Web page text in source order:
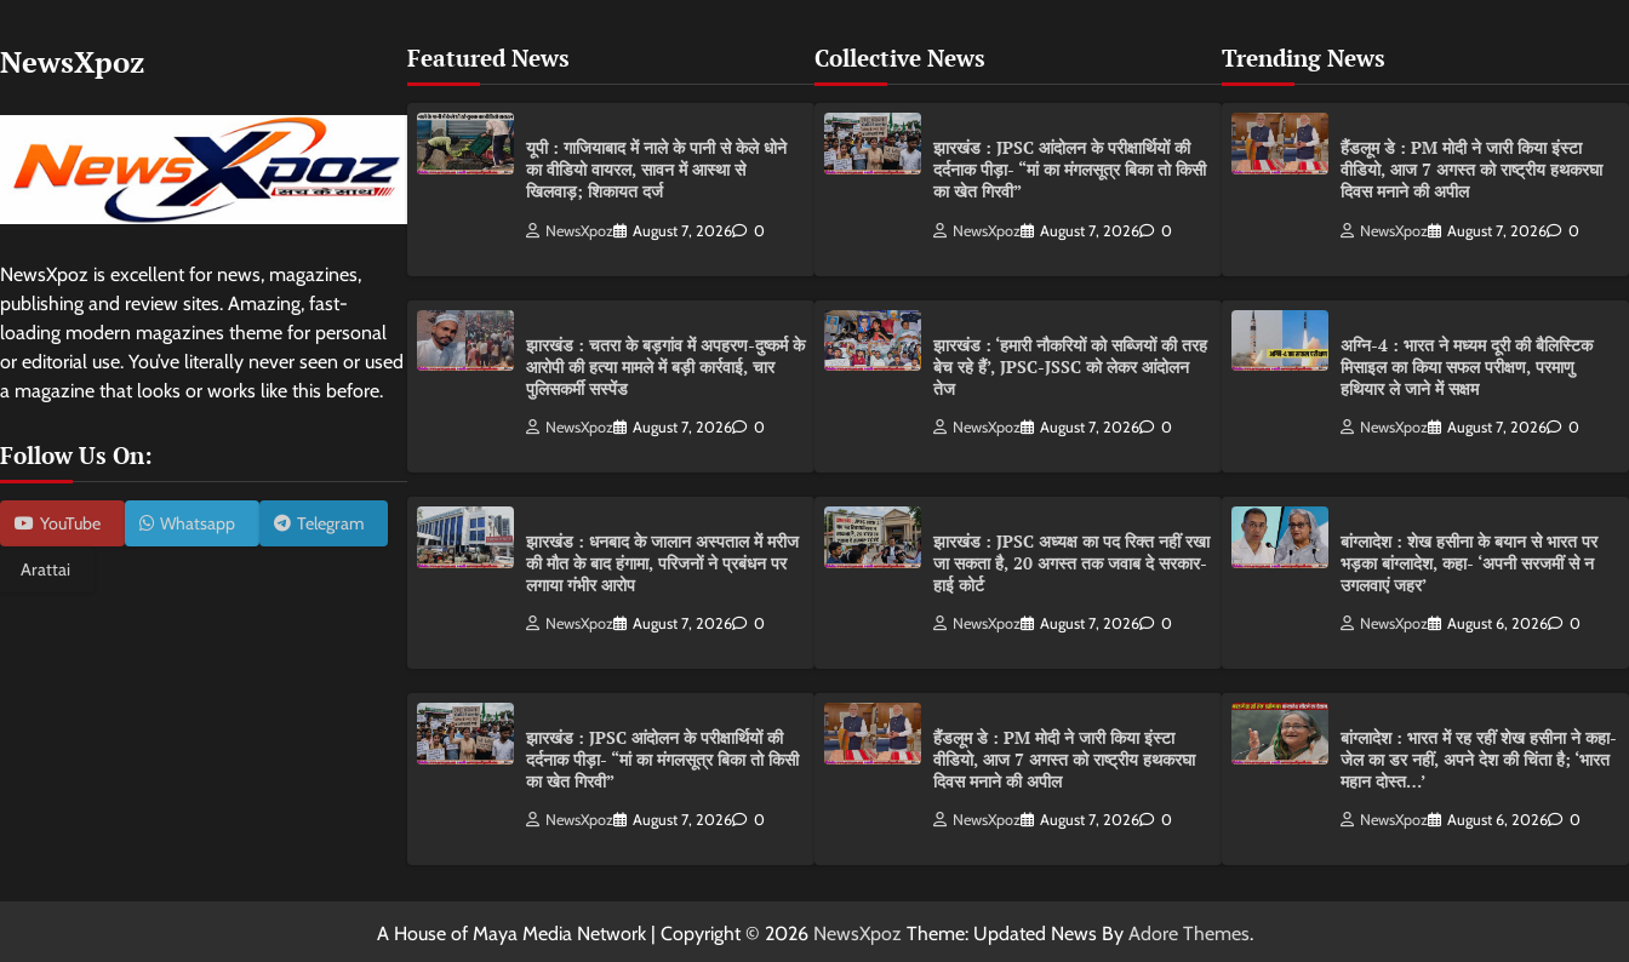
NewsXpoz
NewsXpoz is excellent for news, magazines,
publishing and review sites. Amazing, fast-
loading modern magazines theme for personal
or editorial use. You’ve literally never seen or used
a magazine that looks or works like this before.
Follow Us On:
YouTube Whatsapp Telegram
Arattai
Featured News
यूपी : गाजियाबाद में नाले के पानी से केले धोने
का वीडियो वायरल, सावन में आस्था से
खिलवाड़; शिकायत दर्ज
NewsXpoz August 7, 2026 0
झारखंड : चतरा के बड़गांव में अपहरण-दुष्कर्म के
आरोपी की हत्या मामले में बड़ी कार्रवाई, चार
पुलिसकर्मी सस्पेंड
NewsXpoz August 7, 2026 0
झारखंड : धनबाद के जालान अस्पताल में मरीज
की मौत के बाद हंगामा, परिजनों ने प्रबंधन पर
लगाया गंभीर आरोप
NewsXpoz August 7, 2026 0
झारखंड : JPSC आंदोलन के परीक्षार्थियों की
दर्दनाक पीड़ा- “मां का मंगलसूत्र बिका तो किसी
का खेत गिरवी”
NewsXpoz August 7, 2026 0
Collective News
झारखंड : JPSC आंदोलन के परीक्षार्थियों की
दर्दनाक पीड़ा- “मां का मंगलसूत्र बिका तो किसी
का खेत गिरवी”
NewsXpoz August 7, 2026 0
झारखंड : ‘हमारी नौकरियों को सब्जियों की तरह
बेच रहे हैं’, JPSC-JSSC को लेकर आंदोलन
तेज
NewsXpoz August 7, 2026 0
झारखंड : JPSC अध्यक्ष का पद रिक्त नहीं रखा
जा सकता है, 20 अगस्त तक जवाब दे सरकार-
हाई कोर्ट
NewsXpoz August 7, 2026 0
हैंडलूम डे : PM मोदी ने जारी किया इंस्टा
वीडियो, आज 7 अगस्त को राष्ट्रीय हथकरघा
दिवस मनाने की अपील
NewsXpoz August 7, 2026 0
Trending News
हैंडलूम डे : PM मोदी ने जारी किया इंस्टा
वीडियो, आज 7 अगस्त को राष्ट्रीय हथकरघा
दिवस मनाने की अपील
NewsXpoz August 7, 2026 0
अग्नि-4 : भारत ने मध्यम दूरी की बैलिस्टिक
मिसाइल का किया सफल परीक्षण, परमाणु
हथियार ले जाने में सक्षम
NewsXpoz August 7, 2026 0
बांग्लादेश : शेख हसीना के बयान से भारत पर
भड़का बांग्लादेश, कहा- ‘अपनी सरजमीं से न
उगलवाएं जहर’
NewsXpoz August 6, 2026 0
बांग्लादेश : भारत में रह रहीं शेख हसीना ने कहा-
जेल का डर नहीं, अपने देश की चिंता है; ‘भारत
महान दोस्त…’
NewsXpoz August 6, 2026 0
A House of Maya Media Network | Copyright © 2026 NewsXpoz Theme: Updated News By Adore Themes.